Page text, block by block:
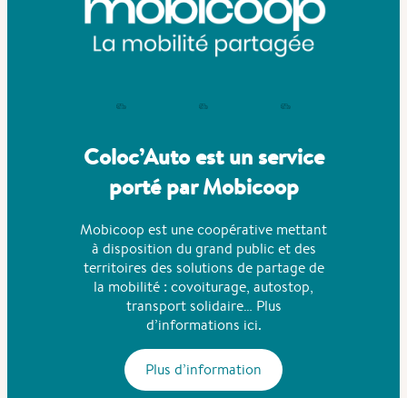
Coloc’Auto est un service
porté par Mobicoop
Mobicoop est une coopérative mettant
à disposition du grand public et des
territoires des solutions de partage de
la mobilité : covoiturage, autostop,
transport solidaire… Plus
d’informations ici.
Plus d’information